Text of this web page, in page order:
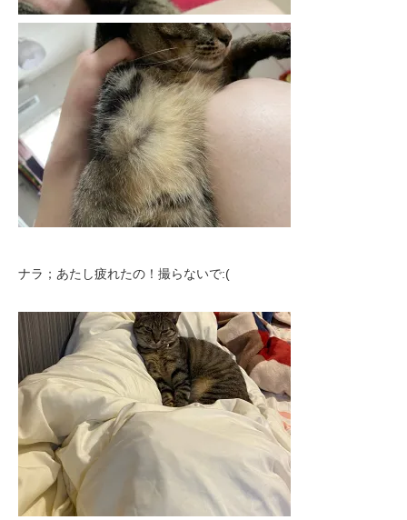
ナラ；あたし疲れたの！撮らないで:(